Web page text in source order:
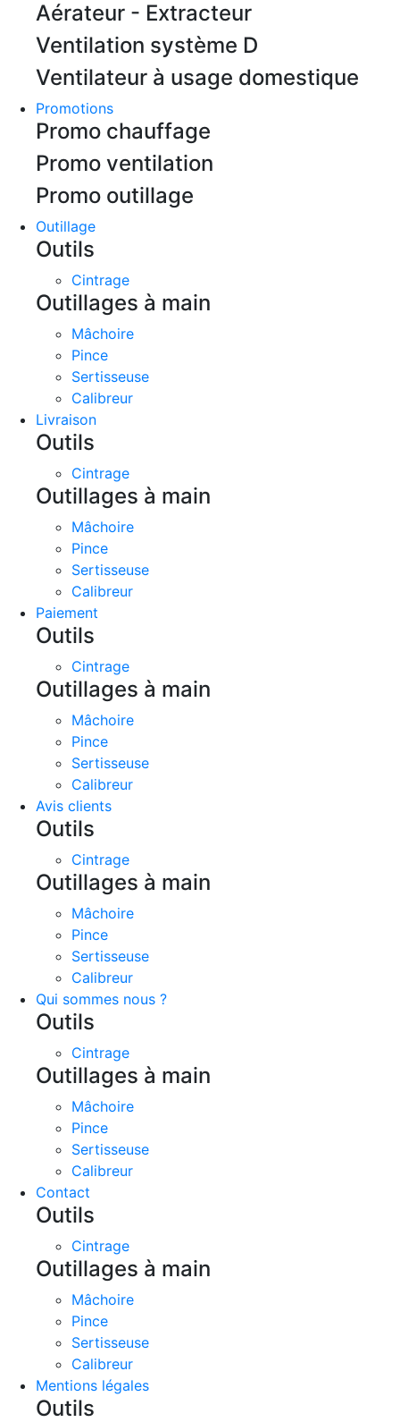
Aérateur - Extracteur
Ventilation système D
Ventilateur à usage domestique
Promotions
Promo chauffage
Promo ventilation
Promo outillage
Outillage
Outils
Cintrage
Outillages à main
Mâchoire
Pince
Sertisseuse
Calibreur
Livraison
Outils
Cintrage
Outillages à main
Mâchoire
Pince
Sertisseuse
Calibreur
Paiement
Outils
Cintrage
Outillages à main
Mâchoire
Pince
Sertisseuse
Calibreur
Avis clients
Outils
Cintrage
Outillages à main
Mâchoire
Pince
Sertisseuse
Calibreur
Qui sommes nous ?
Outils
Cintrage
Outillages à main
Mâchoire
Pince
Sertisseuse
Calibreur
Contact
Outils
Cintrage
Outillages à main
Mâchoire
Pince
Sertisseuse
Calibreur
Mentions légales
Outils